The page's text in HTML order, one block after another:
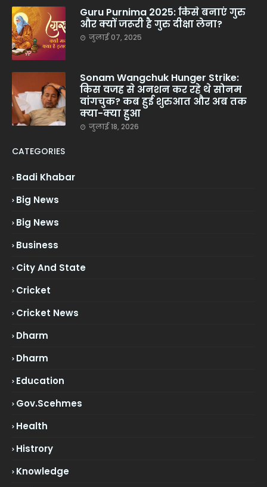
Guru Purnima 2025: किसे बनाएं गुरु
और क्यों जरूरी है गुरु दीक्षा लेना?
जुलाई 07, 2025
Sonam Wangchuk Hunger Strike:
किस वजह से अनशन कर रहे थे सोनम
वांगचुक? कब हुई शुरुआत और अब तक
क्या-क्या हुआ
जुलाई 18, 2026
CATEGORIES
Badi Khabar
Big News
Big News
Business
City And State
Cricket
Cricket News
Dharm
Dharm
Education
Gov.scehmes
Health
Histrory
Knowledge